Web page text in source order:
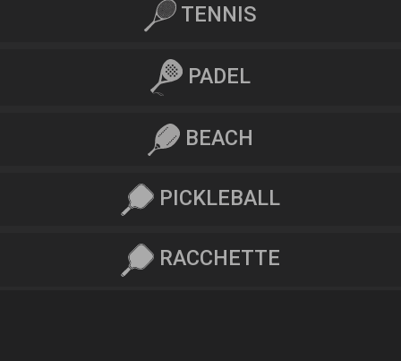
TENNIS
PADEL
BEACH
PICKLEBALL
RACCHETTE